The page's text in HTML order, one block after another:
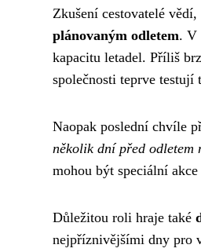
Zkušení cestovatelé vědí,
plánovaným odletem. V
kapacitu letadel. Příliš
společnosti teprve testují
Naopak poslední chvíle
několik dní před odletem
mohou být speciální
Důležitou roli hraje také
nejpříznivějšími dny pro